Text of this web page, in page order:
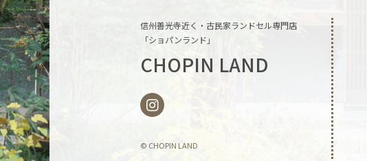
信州善光寺近く・古民家ランドセル専門店
「ショパンランド」
CHOPIN LAND
© CHOPIN LAND